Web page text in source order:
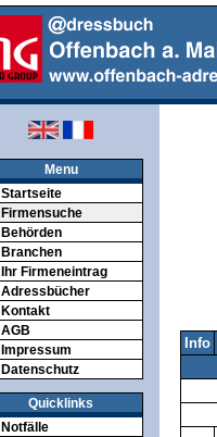
Menu
Startseite
Firmensuche
Behörden
Branchen
Ihr Firmeneintrag
Adressbücher
Kontakt
AGB
Impressum
Datenschutz
Quicklinks
Notfälle
Info